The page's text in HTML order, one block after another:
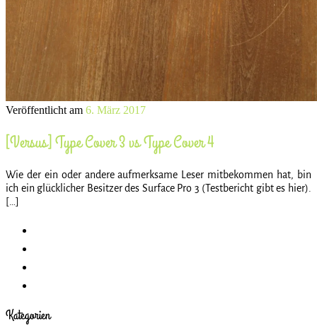
Veröffentlicht am 6. März 2017
[Versus] Type Cover 3 vs Type Cover 4
Wie der ein oder andere aufmerksame Leser mitbekommen hat, bin
ich ein glücklicher Besitzer des Surface Pro 3 (Testbericht gibt es hier).
[…]
Kategorien